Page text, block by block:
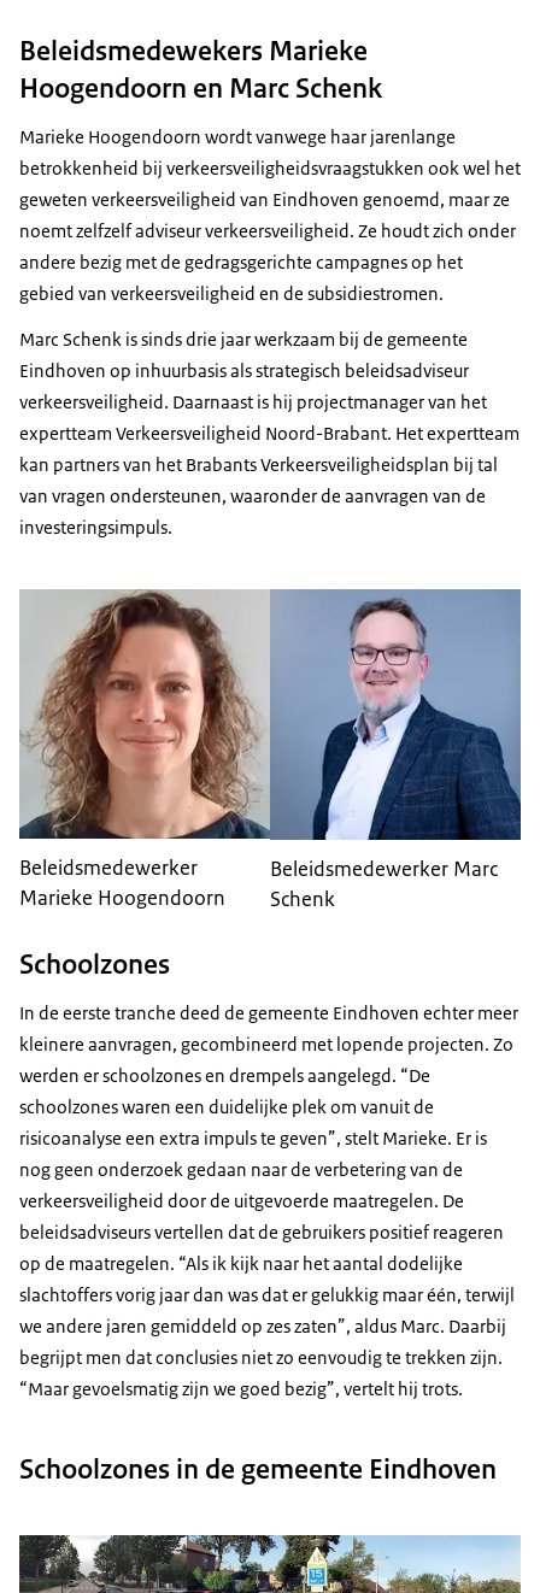
Beleidsmedewekers Marieke
Hoogendoorn en Marc Schenk
Marieke Hoogendoorn wordt vanwege haar jarenlange
betrokkenheid bij verkeersveiligheidsvraagstukken ook wel het
geweten verkeersveiligheid van Eindhoven genoemd, maar ze
noemt zelfzelf adviseur verkeersveiligheid. Ze houdt zich onder
andere bezig met de gedragsgerichte campagnes op het
gebied van verkeersveiligheid en de subsidiestromen.
Marc Schenk is sinds drie jaar werkzaam bij de gemeente
Eindhoven op inhuurbasis als strategisch beleidsadviseur
verkeersveiligheid. Daarnaast is hij projectmanager van het
expertteam Verkeersveiligheid Noord-Brabant. Het expertteam
kan partners van het Brabants Verkeersveiligheidsplan bij tal
van vragen ondersteunen, waaronder de aanvragen van de
investeringsimpuls.
Beleidsmedewerker
Marieke Hoogendoorn
Beleidsmedewerker Marc
Schenk
Schoolzones
In de eerste tranche deed de gemeente Eindhoven echter meer
kleinere aanvragen, gecombineerd met lopende projecten. Zo
werden er schoolzones en drempels aangelegd. “De
schoolzones waren een duidelijke plek om vanuit de
risicoanalyse een extra impuls te geven”, stelt Marieke. Er is
nog geen onderzoek gedaan naar de verbetering van de
verkeersveiligheid door de uitgevoerde maatregelen. De
beleidsadviseurs vertellen dat de gebruikers positief reageren
op de maatregelen. “Als ik kijk naar het aantal dodelijke
slachtoffers vorig jaar dan was dat er gelukkig maar één, terwijl
we andere jaren gemiddeld op zes zaten”, aldus Marc. Daarbij
begrijpt men dat conclusies niet zo eenvoudig te trekken zijn.
“Maar gevoelsmatig zijn we goed bezig”, vertelt hij trots.
Schoolzones in de gemeente Eindhoven